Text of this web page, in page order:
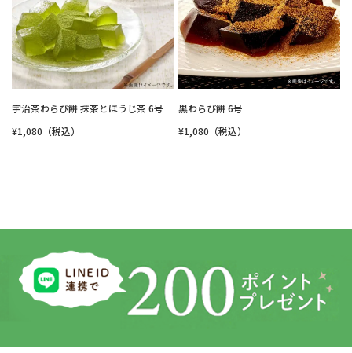
宇治茶わらび餅 抹茶とほうじ茶 6号
¥1,080（税込）
黒わらび餅 6号
¥1,080（税込）